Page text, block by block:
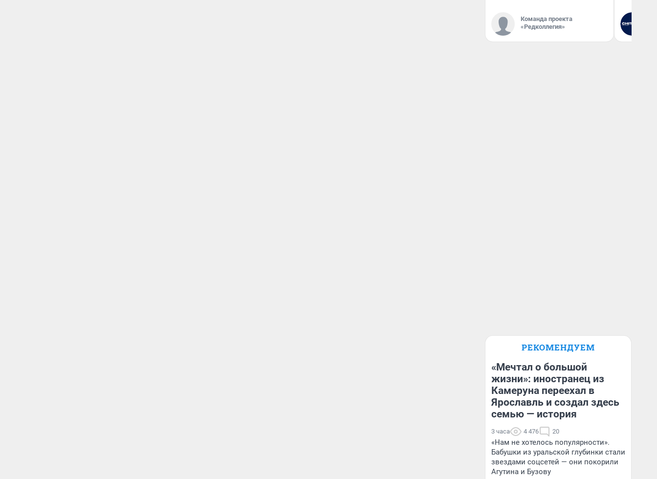
Команда проекта
«Редколлегия»
РЕКОМЕНДУЕМ
«Мечтал о большой
жизни»: иностранец из
Камеруна переехал в
Ярославль и создал здесь
семью — история
3 часа 4 476 20
«Нам не хотелось популярности».
Бабушки из уральской глубинки стали
звездами соцсетей — они покорили
Агутина и Бузову